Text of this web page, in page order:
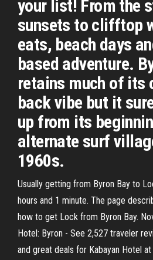
your list! From the
sunsets to clifftop
eats, beach days
based adventure.
retains much of its
back vibe but it
up from its
alternate surf
1960s.
Usually getting from Byron Bay to
hours and 1 minute. The page
how to get Lock from Byron Bay.
Hotel: Byron - See 2,527 traveler
and great deals for Kabayan Hotel at